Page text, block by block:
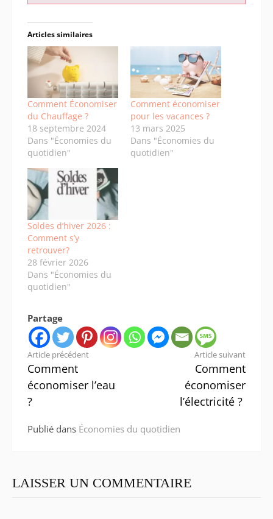
Articles similaires
Comment Économiser
du Chauffage ?
18 septembre 2024
Dans "Économies du
quotidien"
Comment économiser
pour les vacances ?
13 mars 2025
Dans "Économies du
quotidien"
Soldes d’hiver 2026 :
Comment s’y
retrouver?
28 février 2026
Dans "Économies du
quotidien"
Partage
Lire
la
suite
Article précédent
Comment
économiser l’eau
?
Article suivant
Comment
économiser
l’électricité ?
Publié dans Économies du quotidien
LAISSER UN COMMENTAIRE